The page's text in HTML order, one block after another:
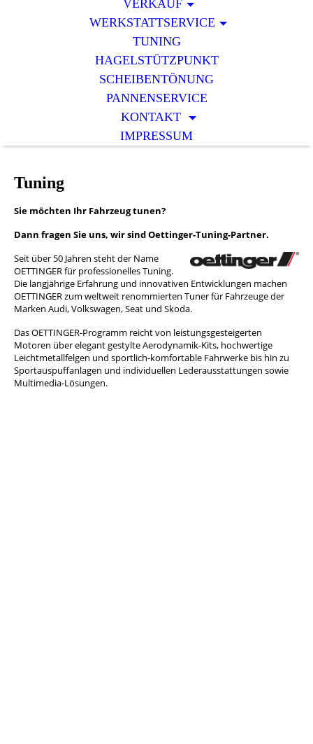
VERKAUF
WERKSTATTSERVICE
TUNING
HAGELSTÜTZPUNKT
SCHEIBENTÖNUNG
PANNENSERVICE
KONTAKT
IMPRESSUM
Tuning
Sie möchten Ihr Fahrzeug tunen?
Dann fragen Sie uns, wir sind Oettinger-Tuning-Partner.
Seit über 50 Jahren steht der Name
OETTINGER für professionelles Tuning.
Die langjährige Erfahrung und innovativen Entwicklungen machen
OETTINGER zum weltweit renommierten Tuner für Fahrzeuge der
Marken Audi, Volkswagen, Seat und Skoda.
Das OETTINGER-Programm reicht von leistungsgesteigerten
Motoren über elegant gestylte Aerodynamik-Kits, hochwertige
Leichtmetallfelgen und sportlich-komfortable Fahrwerke bis hin zu
Sportauspuffanlagen und individuellen Lederausstattungen sowie
Multimedia-Lösungen.